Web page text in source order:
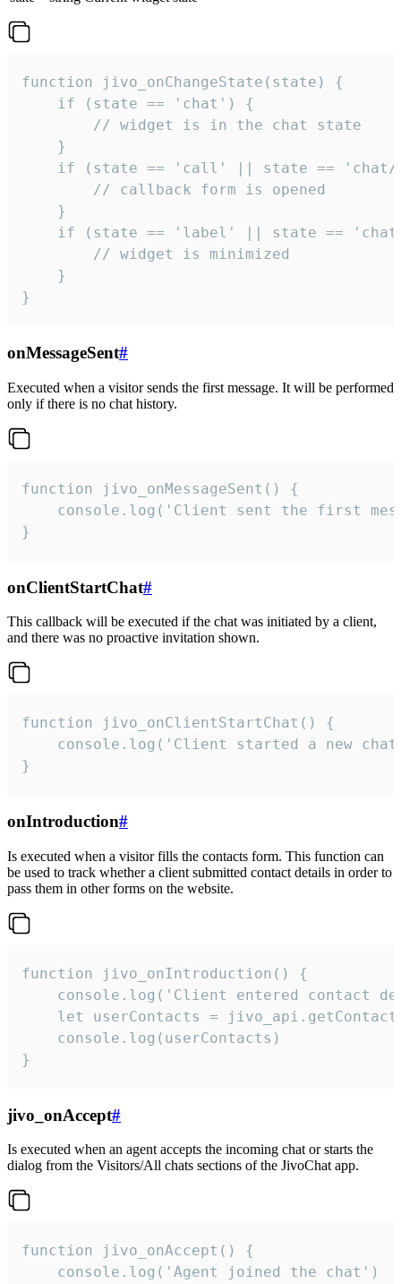
function jivo_onChangeState(state) {
    if (state == 'chat') {
        // widget is in the chat state
    }
if (state == 'call' || state ==
        // callback form is opened
    }
if (state == 'label' || state ==
        // widget is minimized
    }
}
onMessageSent#
Executed when a visitor sends the first message. It will be performed
only if there is no chat history.
function jivo_onMessageSent() {
console.log('Client sent the first
}
onClientStartChat#
This callback will be executed if the chat was initiated by a client,
and there was no proactive invitation shown.
function jivo_onClientStartChat() {
console.log('Client started a new
}
onIntroduction#
Is executed when a visitor fills the contacts form. This function can
be used to track whether a client submitted contact details in order to
pass them in other forms on the website.
function jivo_onIntroduction() {
console.log('Client entered contact
let userContacts =
    console.log(userContacts)
}
jivo_onAccept#
Is executed when an agent accepts the incoming chat or starts the
dialog from the Visitors/All chats sections of the JivoChat app.
function jivo_onAccept() {